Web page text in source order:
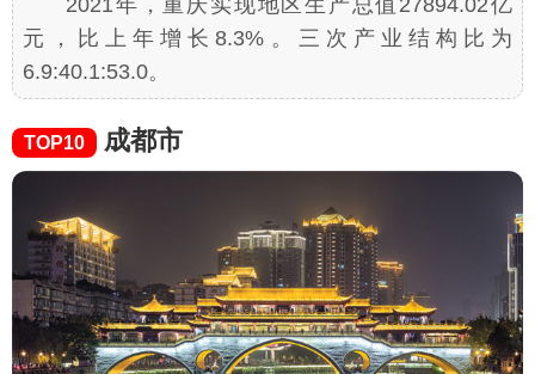
元，比上年增长8.3%。三次产业结构比为
6.9:40.1:53.0。
TOP10 成都市